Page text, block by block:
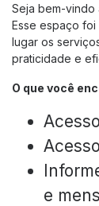
Tour no
Terraço
Aeroporto para
Floripa Airport
BOULEVARD
Boulevard 14/32
Eventos
Seja bem-vindo
Esse espaço
lugar os
praticidade e
O que você
e